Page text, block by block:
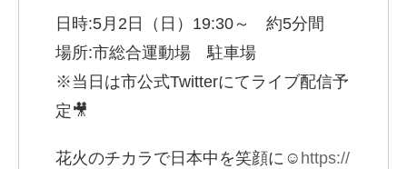
日時:5月2日（日）19:30～ 約5分間
場所:市総合運動場 駐車場
※当日は市公式Twitterにてライブ配信予
定🎥
花火のチカラで日本中を笑顔に☺ https://